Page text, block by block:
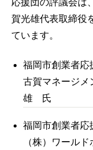
賀光雄代表取締役
ています。
福岡市創業者
古賀マネージ
雄 氏
福岡市創業者
（株）ワール